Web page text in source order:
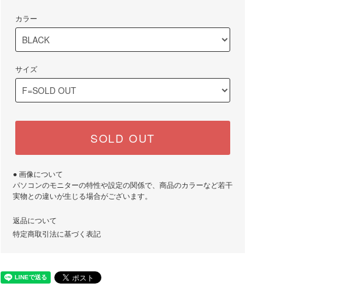
カラー
サイズ
SOLD OUT
● 画像について
パソコンのモニターの特性や設定の関係で、商品のカラーなど若干
実物との違いが生じる場合がございます。
返品について
特定商取引法に基づく表記